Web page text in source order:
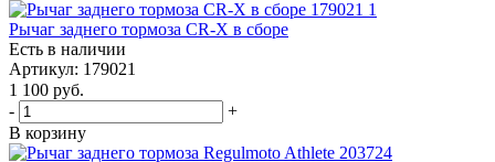
Рычаг заднего тормоза CR-X в сборе
Есть в наличии
Артикул: 179021
1 100 руб.
-
+
В корзину